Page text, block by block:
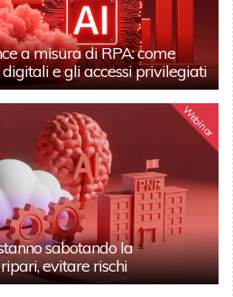
a misura di RPA: come
e gli accessi privilegiati
Webinar
sabotando la
evitare rischi